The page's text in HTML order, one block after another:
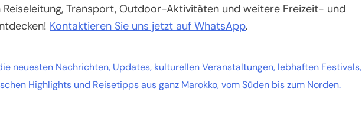
Reiseleitung, Transport, Outdoor-Aktivitäten und weitere Freizeit- und
Kontaktieren Sie uns jetzt auf WhatsApp.
neuesten Nachrichten, Updates, kulturellen Veranstaltungen, lebhaften Festivals,
Highlights und Reisetipps aus ganz Marokko, vom Süden bis zum Norden.